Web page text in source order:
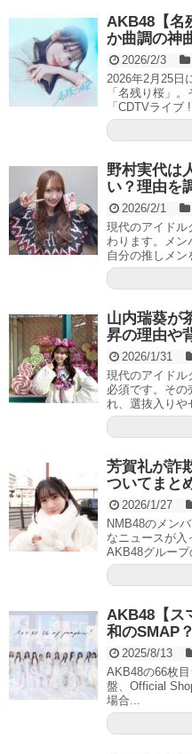
AKB48【名
か曲調の神
2026/2/3
2026年2月25日
「名残り桜」
「CDTVライブ
野村実代は
い？理由を
2026/2/1
現代のアイドル
わります。メン
自分の推しメン
山内瑞葵が
昇の理由や
2026/1/31
現代のアイドル
必須です。その
れ、選抜入りや
芳賀礼が詐
ついてまと
2026/1/27
NMB48のメン
なニュースが入
AKB48グルー
AKB48【ス
和のSMAP
2025/8/13
AKB48の66枚
盤、Official
場合...